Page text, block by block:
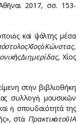
2017, σσ. 153-
καὶ ψάλτης μέσα
ΧῖοςὁΚώνστας,
Διημερίδας, Χίος
στὴν βιβλιοθήκη
συλλογὴ μουσικῶν
ἡ σπουδαιότητά της
στὰ ΠρακτικὰτοῦΙΑ